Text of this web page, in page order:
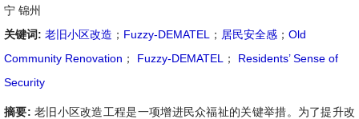
宁 锦州
关键词: 老旧小区改造 ； Fuzzy-DEMATEL ； 居民安全感 ； Old
Community Renovation ； Fuzzy-DEMATEL ；
Residents’ Sense of
Security
摘要: 老旧小区改造工程是一项增进民众福祉的关键举措。为了提升改